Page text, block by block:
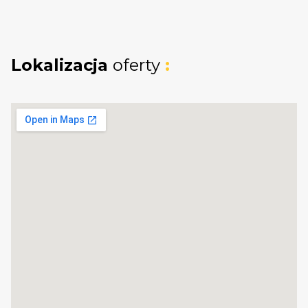
Lokalizacja: Tu bije serce Gdańska!
do wszystkiego, co oferuje Wrzeszcz Dolny:
Klimatyczne kawiarnie, restauracje i pełne
Lokalizacja oferty :